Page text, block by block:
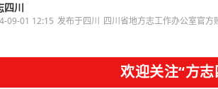
四川
09-01 12:15 发布于四川 四川省地方志工作办公室官方
欢迎关注“方志